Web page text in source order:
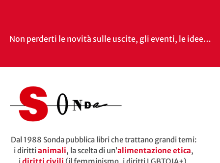
Non perderti le novità sulle uscite, gli eventi, le idee…
Dal 1988 Sonda pubblica libri che trattano grandi temi:
i dirittianimali, la scelta di un’alimentazione etica,